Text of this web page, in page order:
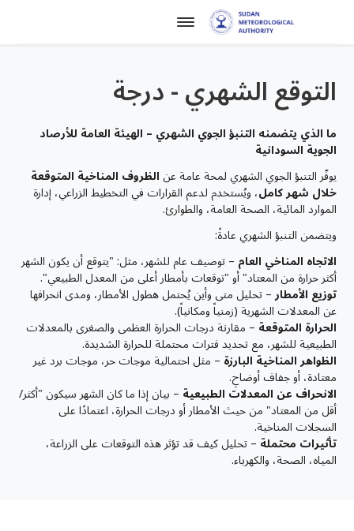
التوقع الشهري - درجة
ما الذي يتضمنه التنبؤ الجوي الشهري – الهيئة العامة للأرصاد
الجوية السودانية
يوفّر التنبؤ الجوي الشهري لمحة عامة عن الظروف المناخية المتوقعة
خلال شهر كامل، ويُستخدم لدعم القرارات في التخطيط الزراعي، إدارة
الموارد المائية، الصحة العامة، والطوارئ.
ويتضمن التنبؤ الشهري عادةً:
الاتجاه المناخي العام – توصيف عام للشهر، مثل: "يتوقع أن يكون الشهر
أكثر حرارة من المعتاد" أو "توقعات بأمطار أعلى من المعدل الطبيعي".
توزيع الأمطار– تحليل متى وأين يُحتمل هطول الأمطار، ومدى انحرافها
عن المعدلات الشهرية (زمنياً ومكانياً).
الحرارة المتوقعة – مقارنة درجات الحرارة العظمى والصغرى بالمعدلات
الطبيعية للشهر، مع تحديد فترات محتملة للحرارة الشديدة.
الظواهر المناخية البارزة – مثل احتمالية موجات حر، موجات برد غير
معتادة، أو جفاف أوضاحِ.
الانحراف عن المعدلات الطبيعية – بيان إذا ما كان الشهر سيكون "أكثر/
أقل من المعتاد" من حيث الأمطار أو درجات الحرارة، اعتمادًا على
السجلات المناخية.
تأثيرات محتملة – تحليل كيف قد تؤثر هذه التوقعات على الزراعة،
المياه، الصحة، والكهرباء.